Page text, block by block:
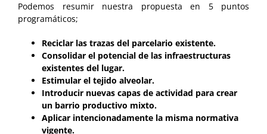
Podemos resumir nuestra propuesta en 5 puntos
programáticos;
Reciclar las trazas del parcelario existente.
Consolidar el potencial de las infraestructuras
existentes del lugar.
Estimular el tejido alveolar.
Introducir nuevas capas de actividad para crear
un barrio productivo mixto.
Aplicar intencionadamente la misma normativa
vigente.